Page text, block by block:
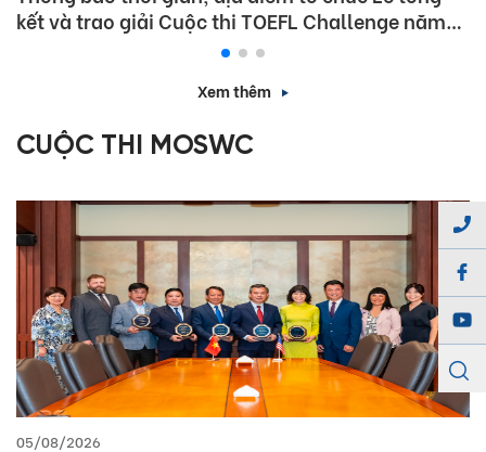
kết và trao giải Cuộc thi TOEFL Challenge năm
Xem thêm
CUỘC THI MOSWC
05/08/2026